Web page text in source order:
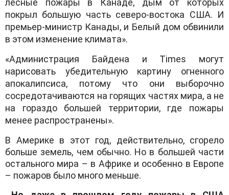
лесные пожары в Канаде, дым от которых
покрыл большую часть северо-востока США. И
премьер-министр Канады, и Белый дом обвинили
в этом изменение климата».
«Администрация Байдена и Times могут
нарисовать убедительную картину огненного
апокалипсиса, потому что они выборочно
сосредотачиваются на горящих частях мира, а не
на гораздо большей территории, где пожары
менее распространены».
В Америке в этот год, действительно, сгорело
больше земель, чем обычно. Но в большей части
остального мира – в Африке и особенно в Европе
– пожаров было много меньше.